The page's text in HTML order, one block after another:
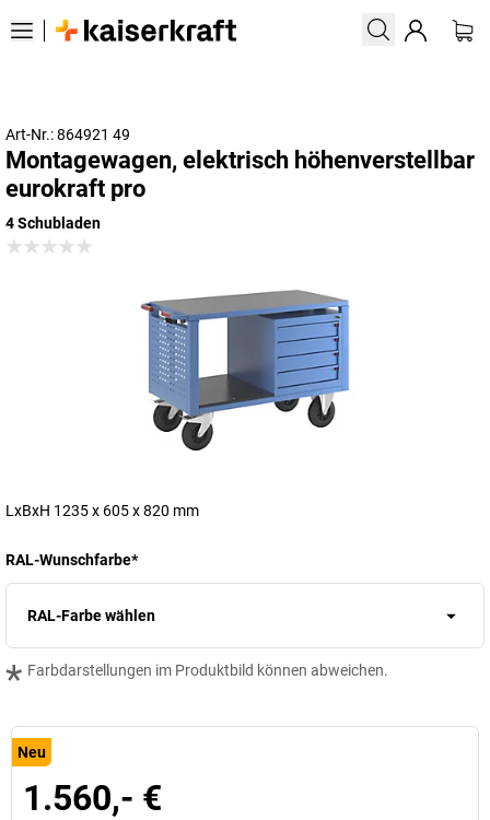
Art-Nr.: 864921 49
Montagewagen, elektrisch höhenverstellbar
eurokraft pro
4 Schubladen
LxBxH 1235 x 605 x 820 mm
RAL-Wunschfarbe*
RAL-Farbe wählen
* Farbdarstellungen im Produktbild können abweichen.
Neu
1.560,- €